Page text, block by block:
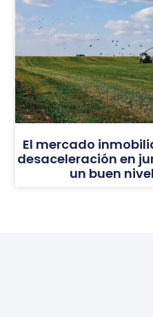
El mercado
desaceleración en
un buen